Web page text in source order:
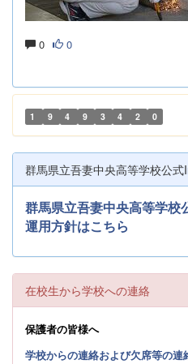
0 0
1 9 4 9 3 4 2 0
群馬県立吾妻中央高等学校公
群馬県立吾妻中央高等学校
運用方針はこちら
在校生から学校への連絡
保護者の皆様へ
学校からの連絡および欠席等の連